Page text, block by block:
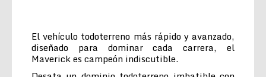
El vehículo todoterreno más rápido y avanzado,
diseñado para dominar cada carrera, el
Maverick es campeón indiscutible.